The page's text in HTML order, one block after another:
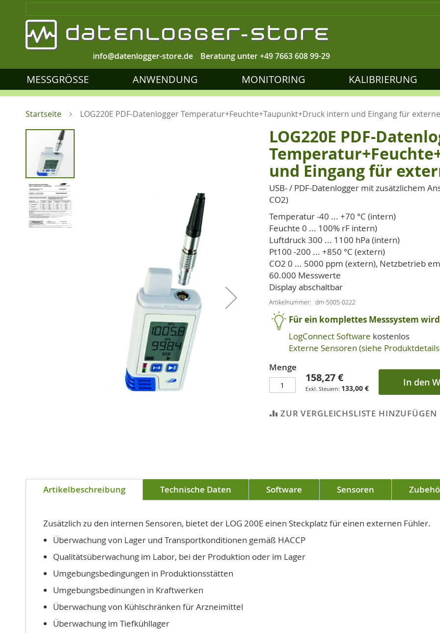
Beratung unter+49 7663 608 99-29
info@datenlogger-store.de
MESSGRÖSSE ANWENDUNG MONITORING KALIBRIERUNG
Startseite LOG220E PDF-Datenlogger Temperatur+Feuchte+Taupunkt+Druck intern und Eingang für
Zum
Bildgalerie
springen
Anfang
springen
LOG220E PDF-
und Eingang für
USB- / PDF-Datenlogger mit zusätzlichem
CO2)
Temperatur -40 ... +70 °C (intern)
Feuchte 0 ... 100% rF intern)
Luftdruck 300 ... 1100 hPa (intern)
Pt100 -200 ... +850 °C (extern)
CO2 0 ... 5000 ppm (extern), Netzbetrieb
60.000 Messwerte
Display abschaltbar
Artikelnummer dm-5005-0222
Für ein komplettes Messsystem
LogConnect Software kostenlos
Externe Sensoren (siehe
Menge
158,27 €
133,00 € In den
ZUR VERGLEICHSLISTE HINZUFÜGEN
Artikelbeschreibung Technische Daten Software Sensoren
Zusätzlich zu den internen Sensoren, bietet der LOG 200E einen Steckplatz für einen externen Fühler.
Überwachung von Lager und Transportkonditionen gemäß HACCP
Qualitätsüberwachung im Labor, bei der Produktion oder im Lager
Umgebungsbedingungen in Produktionsstätten
Umgebungsbedinungen in Kraftwerken
Überwachung von Kühlschränken für Arzneimittel
Überwachung im Tiefkühllager